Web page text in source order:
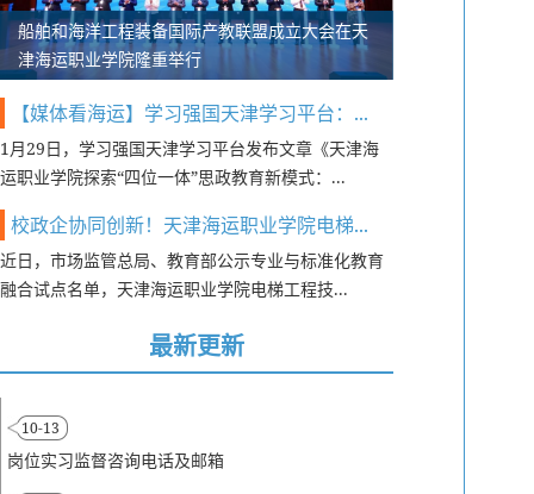
船舶和海洋工程装备国际产教联盟成立大会在天
津海运职业学院隆重举行
【媒体看海运】学习强国天津学习平台：...
1月29日，学习强国天津学习平台发布文章《天津海
运职业学院探索“四位一体”思政教育新模式：...
校政企协同创新！天津海运职业学院电梯...
近日，市场监管总局、教育部公示专业与标准化教育
融合试点名单，天津海运职业学院电梯工程技...
最新更新
10-13
岗位实习监督咨询电话及邮箱